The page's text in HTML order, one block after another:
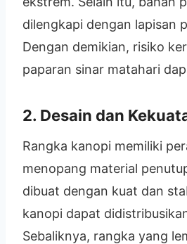
dilengkapi dengan lapisan
Dengan demikian, risiko
paparan sinar matahari
2. Desain dan
Rangka kanopi memiliki
menopang material
dibuat dengan kuat dan
kanopi dapat
Sebaliknya, rangka yang